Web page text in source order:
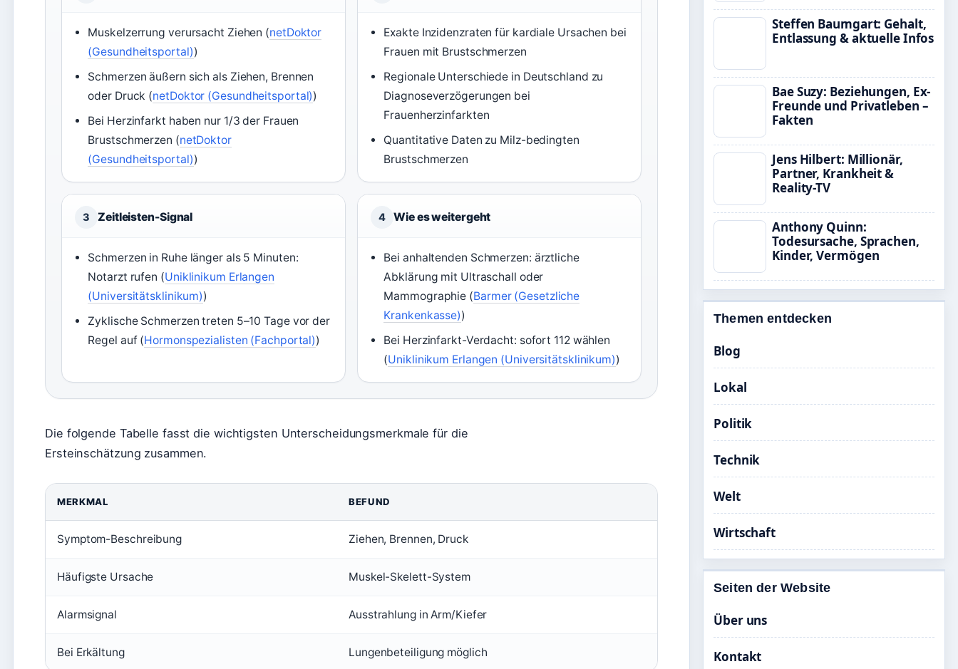
Muskelzerrung verursacht Ziehen (netDoktor
(Gesundheitsportal))
Schmerzen äußern sich als Ziehen, Brennen
oder Druck (netDoktor (Gesundheitsportal))
Bei Herzinfarkt haben nur 1/3 der Frauen
Brustschmerzen (netDoktor
(Gesundheitsportal))
Exakte Inzidenzraten für kardiale Ursachen bei
Frauen mit Brustschmerzen
Regionale Unterschiede in Deutschland zu
Diagnoseverzögerungen bei
Frauenherzinfarkten
Quantitative Daten zu Milz-bedingten
Brustschmerzen
3 Zeitleisten-Signal
Schmerzen in Ruhe länger als 5 Minuten:
Notarzt rufen (Uniklinikum Erlangen
(Universitätsklinikum))
Zyklische Schmerzen treten 5–10 Tage vor der
Regel auf (Hormonspezialisten (Fachportal))
4 Wie es weitergeht
Bei anhaltenden Schmerzen: ärztliche
Abklärung mit Ultraschall oder
Mammographie (Barmer (Gesetzliche
Krankenkasse))
Bei Herzinfarkt-Verdacht: sofort 112 wählen
(Uniklinikum Erlangen (Universitätsklinikum))
Die folgende Tabelle fasst die wichtigsten Unterscheidungsmerkmale für die
Ersteinschätzung zusammen.
MERKMAL BEFUND
Symptom-Beschreibung Ziehen, Brennen, Druck
Häufigste Ursache Muskel-Skelett-System
Alarmsignal Ausstrahlung in Arm/Kiefer
Bei Erkältung Lungenbeteiligung möglich
Steffen Baumgart: Gehalt,
Entlassung & aktuelle Infos
Bae Suzy: Beziehungen, Ex-
Freunde und Privatleben –
Fakten
Jens Hilbert: Millionär,
Partner, Krankheit &
Reality-TV
Anthony Quinn:
Todesursache, Sprachen,
Kinder, Vermögen
Themen entdecken
Blog
Lokal
Politik
Technik
Welt
Wirtschaft
Seiten der Website
Über uns
Kontakt